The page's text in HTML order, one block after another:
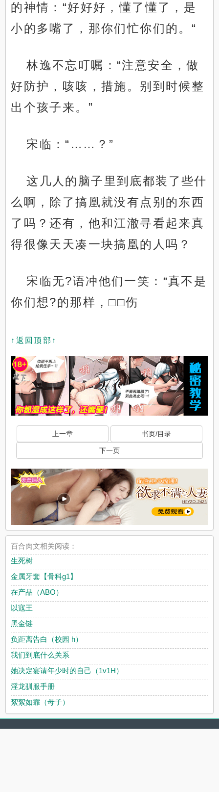
的神情：“好好好，懂了懂了，是
小的多嘴了，那你们忙你们的。“
林逸不忘叮嘱：“注意安全，做
好防护，咳咳，措施。别到时候整
出个孩子来。”
宋临：“……？”
这几人的脑子里到底都装了些什
么啊，除了搞凰就没有点别的东西
了吗？还有，他和江澈寻看起来真
得很像天天凑一块搞凰的人吗？
宋临无?语冲他们一笑：“真不是
你们想?的那样，□□伤
↑返回顶部↑
上一章 书页/目录
下一页
百合肉文相关阅读：
生死树
金属牙套【骨科g1】
在产品（ABO）
以寇王
黑金链
负距离告白（校园 h）
我们到底什么关系
她决定宴请年少时的自己（1v1H）
淫龙驯服手册
絮絮如霏（母子）